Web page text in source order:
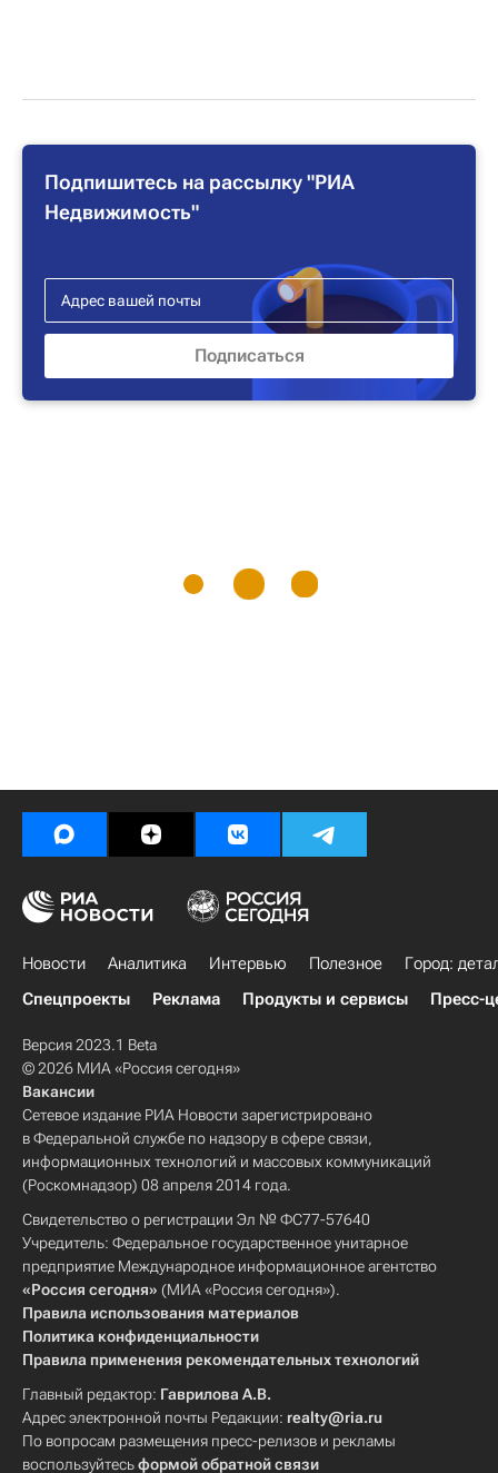
Подпишитесь на рассылку "РИА
Недвижимость"
Новости Аналитика Интервью Полезное
Город:
Спецпроекты
Реклама Продукты и сервисы Пресс-
Версия 2023.1 Beta
© 2026 МИА «Россия сегодня»
Вакансии
Сетевое издание РИА Новости зарегистрировано
в Федеральной службе по надзору в сфере связи,
информационных технологий и массовых коммуникаций
(Роскомнадзор) 08 апреля 2014 года.
Свидетельство о регистрации Эл № ФС77-57640
Учредитель: Федеральное государственное унитарное
предприятие Международное информационное агентство
«Россия сегодня» (МИА «Россия сегодня»).
Правила использования материалов
Политика конфиденциальности
Правила применения рекомендательных технологий
Главный редактор: Гаврилова А.В.
Адрес электронной почты Редакции: realty@ria.ru
По вопросам размещения пресс-релизов и рекламы
воспользуйтесьформой обратной связи